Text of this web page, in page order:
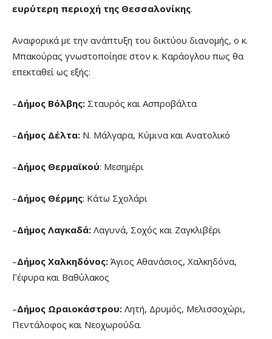
ευρύτερη περιοχή της Θεσσαλονίκης.
Αναφορικά με την ανάπτυξη του δικτύου διανομής, ο κ.
Μπακούρας γνωστοποίησε στον κ. Καράογλου πως θα
επεκταθεί ως εξής:
–Δήμος Βόλβης: Σταυρός και Ασπροβάλτα
–Δήμος Δέλτα: Ν. Μάλγαρα, Κύμινα και Ανατολικό
–Δήμος Θερμαϊκού: Μεσημέρι
–Δήμος Θέρμης: Κάτω Σχολάρι
–Δήμος Λαγκαδά: Λαγυνά, Σοχός και Ζαγκλιβέρι
–Δήμος Χαλκηδόνος: Άγιος Αθανάσιος, Χαλκηδόνα,
Γέφυρα και Βαθύλακος
–Δήμος Ωραιοκάστρου: Λητή, Δρυμός, Μελισσοχώρι,
Πεντάλοφος και Νεοχωρούδα.